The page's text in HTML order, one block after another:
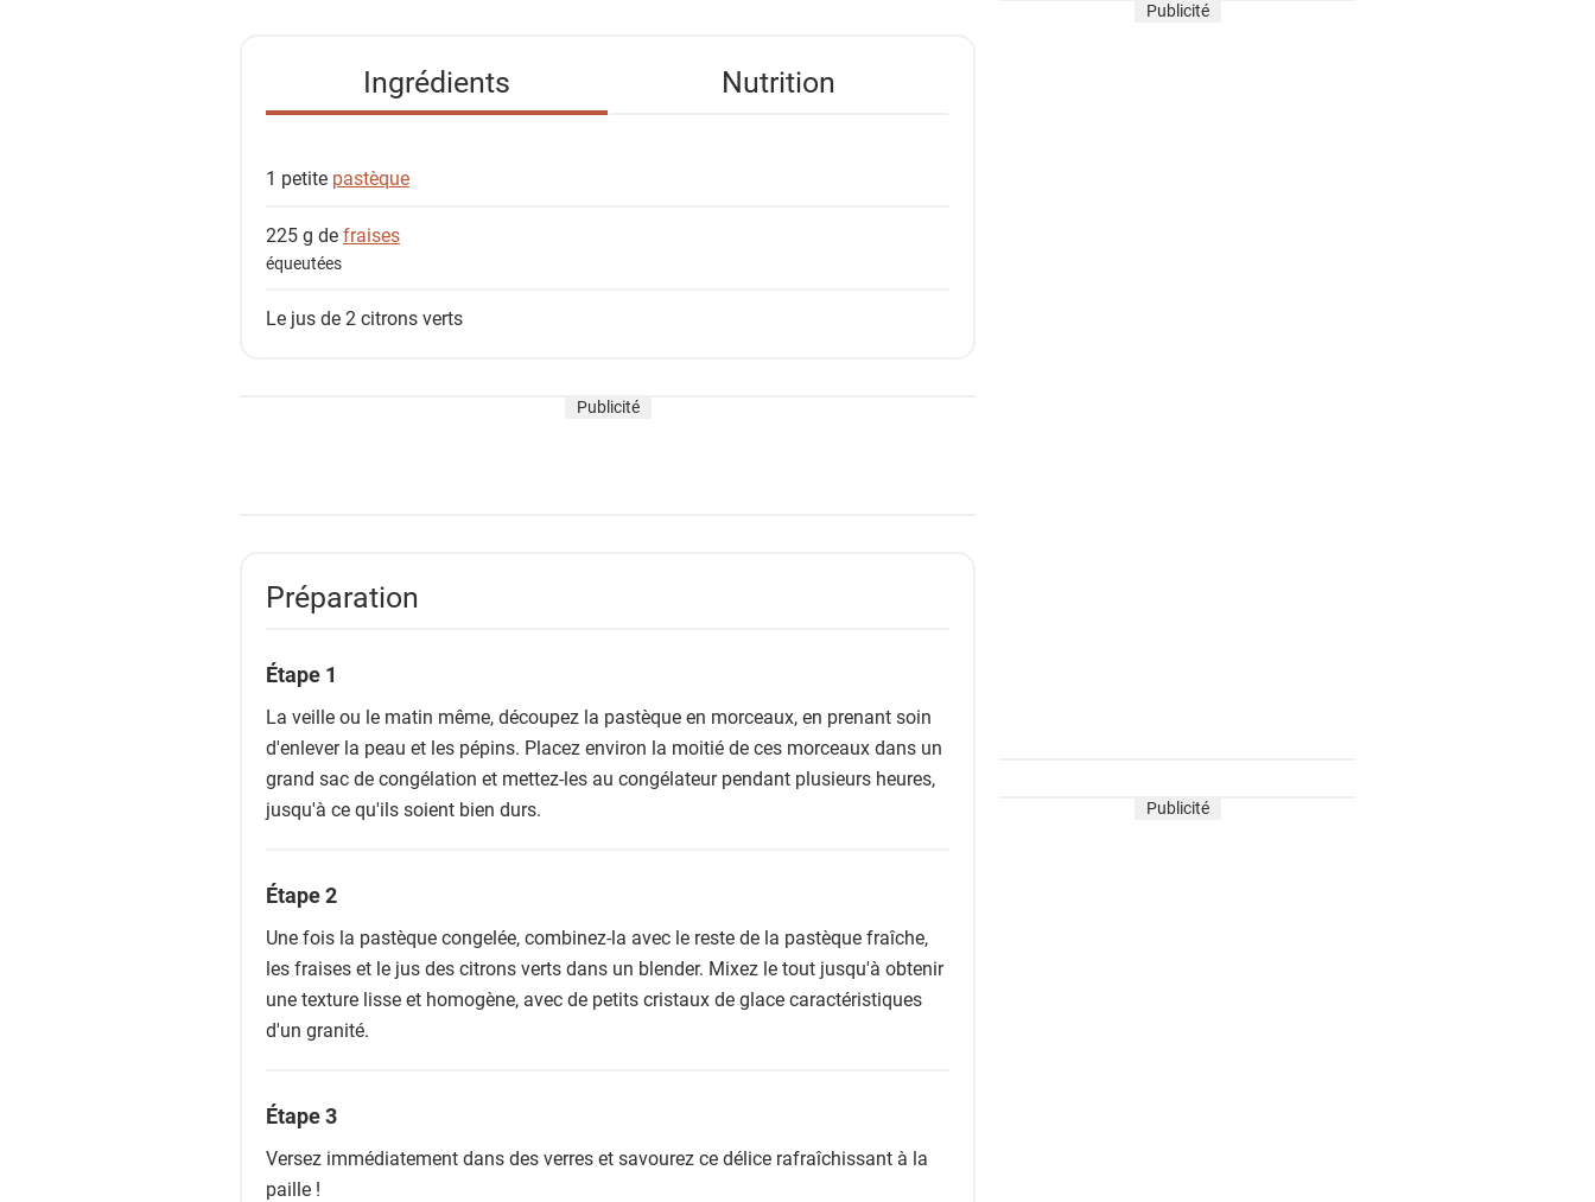
Ingrédients Nutrition
1 petite pastèque
225 g defraises
équeutées
Le jus de 2 citrons verts
Publicité
Préparation
Étape 1
La veille ou le matin même, découpez la pastèque en morceaux, en prenant soin
d'enlever la peau et les pépins. Placez environ la moitié de ces morceaux dans un
grand sac de congélation et mettez-les au congélateur pendant plusieurs heures,
jusqu'à ce qu'ils soient bien durs.
Étape 2
Une fois la pastèque congelée, combinez-la avec le reste de la pastèque fraîche,
les fraises et le jus des citrons verts dans un blender. Mixez le tout jusqu'à obtenir
une texture lisse et homogène, avec de petits cristaux de glace caractéristiques
d'un granité.
Étape 3
Versez immédiatement dans des verres et savourez ce délice rafraîchissant à la
paille !
Publicité
Publicité